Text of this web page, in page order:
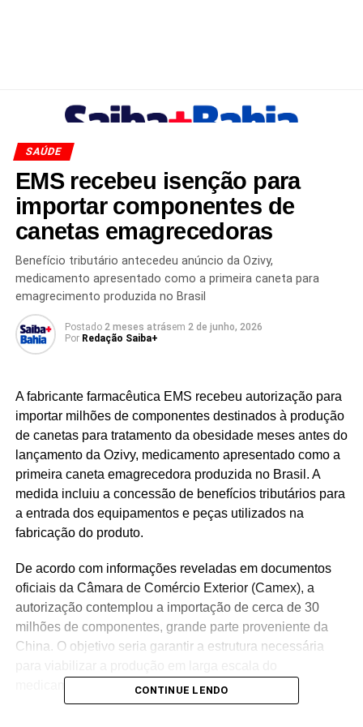
SAÚDE
EMS recebeu isenção para
importar componentes de
canetas emagrecedoras
Benefício tributário antecedeu anúncio da Ozivy,
medicamento apresentado como a primeira caneta para
emagrecimento produzida no Brasil
Postado 2 meses atrásem 2 de junho, 2026
Por Redação Saiba+
A fabricante farmacêutica EMS recebeu autorização para
importar milhões de componentes destinados à produção
de canetas para tratamento da obesidade meses antes do
lançamento da Ozivy, medicamento apresentado como a
primeira caneta emagrecedora produzida no Brasil. A
medida incluiu a concessão de benefícios tributários para
a entrada dos equipamentos e peças utilizados na
fabricação do produto.
De acordo com informações reveladas em documentos
oficiais da Câmara de Comércio Exterior (Camex), a
autorização contemplou a importação de cerca de 30
milhões de componentes, grande parte proveniente da
China. O objetivo seria garantir a estrutura necessária
medicamento no mercado nacional.
CONTINUE LENDO